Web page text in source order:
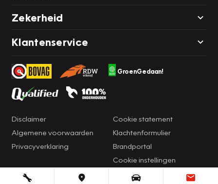
Zekerheid
Klantenservice
GroenGedaan!
Disclaimer
Algemene voorwaarden
Privacyverklaring
Cookie statement
Klachtenformulier
Brandportal
Cookie instellingen